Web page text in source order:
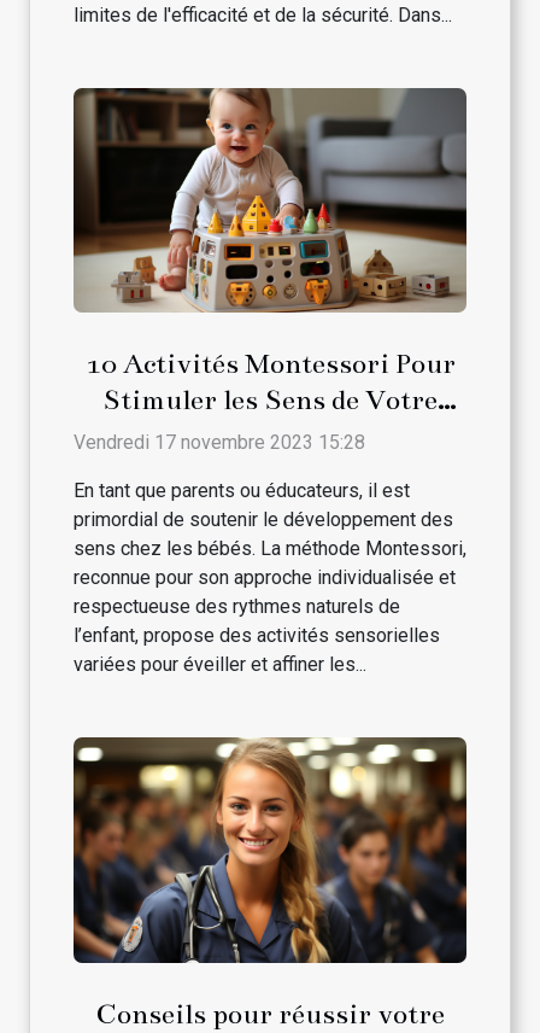
limites de l'efficacité et de la sécurité. Dans...
10 Activités Montessori Pour
Stimuler les Sens de Votre
Bébé
Vendredi 17 novembre 2023 15:28
En tant que parents ou éducateurs, il est
primordial de soutenir le développement des
sens chez les bébés. La méthode Montessori,
reconnue pour son approche individualisée et
respectueuse des rythmes naturels de
l’enfant, propose des activités sensorielles
variées pour éveiller et affiner les...
Conseils pour réussir votre